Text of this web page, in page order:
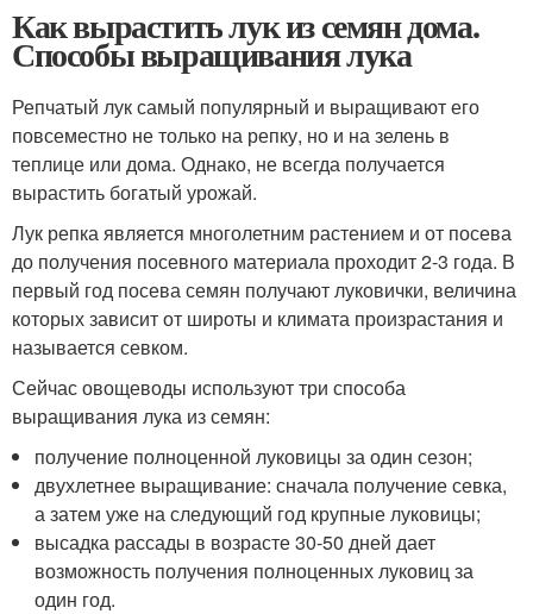
Как вырастить лук из семян дома.
Способы выращивания лука
Репчатый лук самый популярный и выращивают его
повсеместно не только на репку, но и на зелень в
теплице или дома. Однако, не всегда получается
вырастить богатый урожай.
Лук репка является многолетним растением и от посева
до получения посевного материала проходит 2-3 года. В
первый год посева семян получают луковички, величина
которых зависит от широты и климата произрастания и
называется севком.
Сейчас овощеводы используют три способа
выращивания лука из семян:
получение полноценной луковицы за один сезон;
двухлетнее выращивание: сначала получение севка,
а затем уже на следующий год крупные луковицы;
высадка рассады в возрасте 30-50 дней дает
возможность получения полноценных луковиц за
один год.